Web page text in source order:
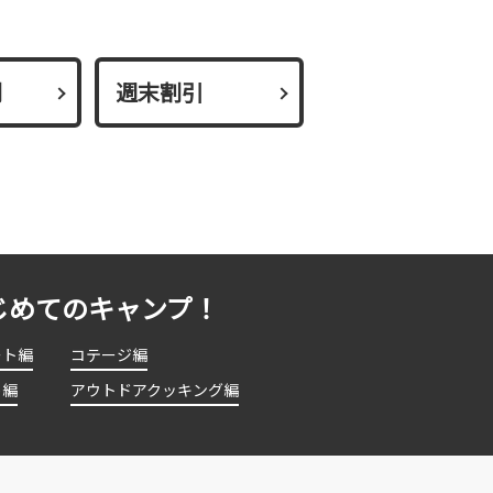
週末割引
めてのキャンプ！
編
コテージ編
アウトドアクッキング編